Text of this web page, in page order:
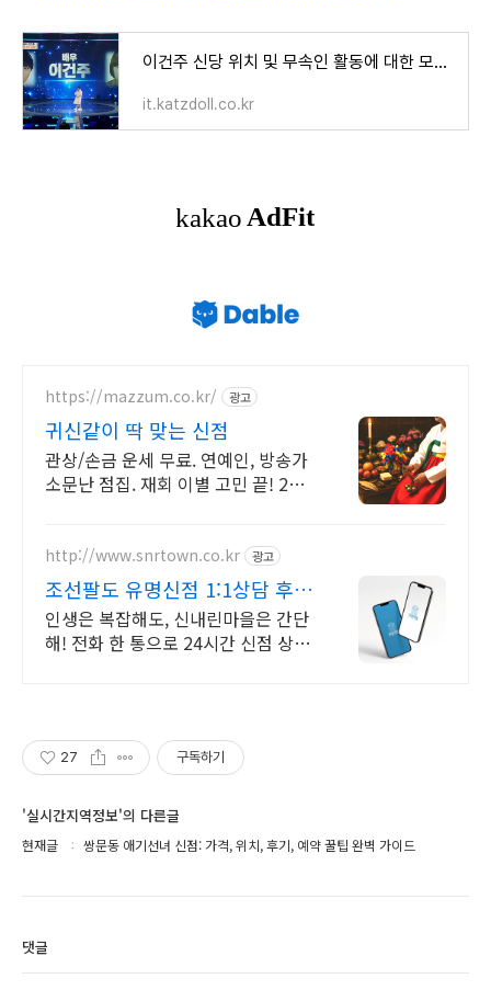
이건주 신당 위치 및 무속인 활동에 대한 모든 것
it.katzdoll.co.kr
https://mazzum.co.kr/ 광고
귀신같이 딱 맞는 신점
관상/손금 운세 무료. 연예인, 방송가
소문난 점집. 재회 이별 고민 끝! 24시
http://www.snrtown.co.kr 광고
조선팔도 유명신점 1:1상담 후기
보고 결정하세요!
인생은 복잡해도, 신내린마을은 간단
해! 전화 한 통으로 24시간 신점 상담
27 구독하기
'실시간지역정보'의 다른글
현재글 쌍문동 애기선녀 신점: 가격, 위치, 후기, 예약 꿀팁 완벽 가이드
댓글